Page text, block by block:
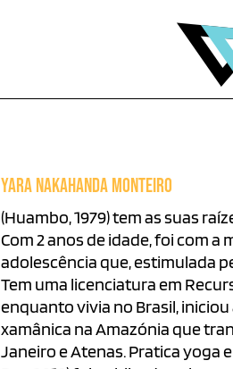
YARA NAKAHANDA MONTEIRO
(Huambo, 1979) tem as suas
Com 2 anos de idade, foi com a
adolescência que, estimulada
Tem uma licenciatura em
enquanto vivia no Brasil,
xamânica na Amazónia que
Janeiro e Atenas. Pratica yoga